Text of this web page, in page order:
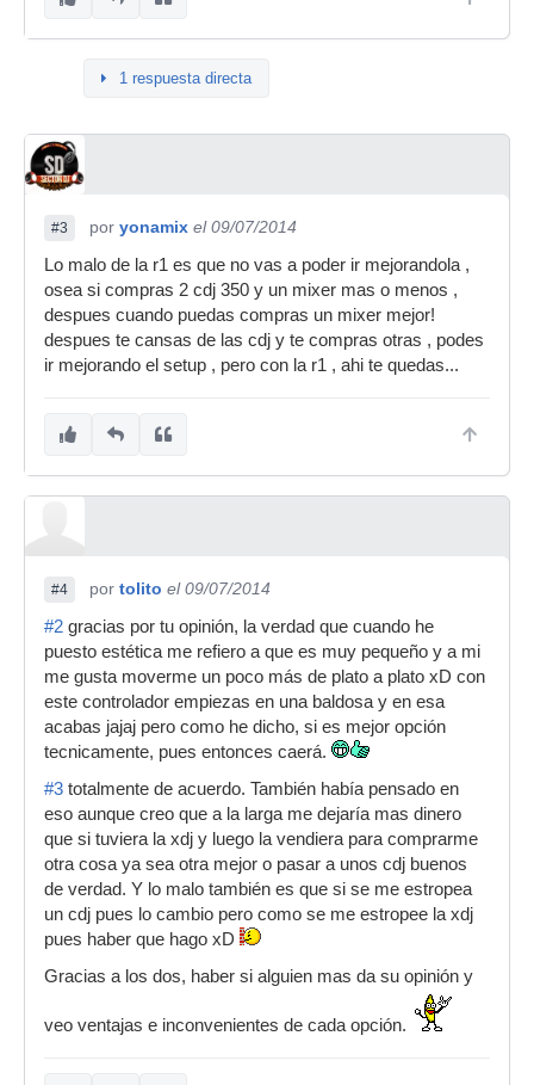
1 respuesta directa
#3 por yonamix el 09/07/2014
Lo malo de la r1 es que no vas a poder ir mejorandola ,
osea si compras 2 cdj 350 y un mixer mas o menos ,
despues cuando puedas compras un mixer mejor!
despues te cansas de las cdj y te compras otras , podes
ir mejorando el setup , pero con la r1 , ahi te quedas...
#4 por tolito el 09/07/2014
#2 gracias por tu opinión, la verdad que cuando he
puesto estética me refiero a que es muy pequeño y a mi
me gusta moverme un poco más de plato a plato xD con
este controlador empiezas en una baldosa y en esa
acabas jajaj pero como he dicho, si es mejor opción
tecnicamente, pues entonces caerá.
#3 totalmente de acuerdo. También había pensado en
eso aunque creo que a la larga me dejaría mas dinero
que si tuviera la xdj y luego la vendiera para comprarme
otra cosa ya sea otra mejor o pasar a unos cdj buenos
de verdad. Y lo malo también es que si se me estropea
un cdj pues lo cambio pero como se me estropee la xdj
pues haber que hago xD
Gracias a los dos, haber si alguien mas da su opinión y
veo ventajas e inconvenientes de cada opción.